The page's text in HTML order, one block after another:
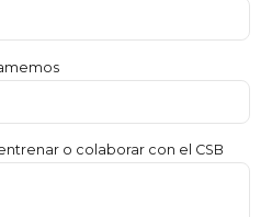
o colaborar con el CSB